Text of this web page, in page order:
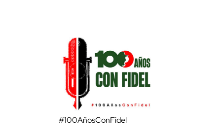
#100AñosConFidel